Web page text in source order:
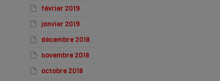
février 2019
janvier 2019
décembre 2018
novembre 2018
octobre 2018